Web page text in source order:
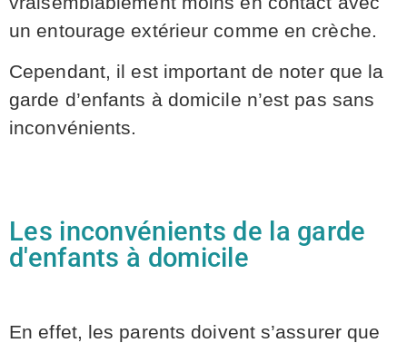
un entourage extérieur comme en crèche.
Cependant, il est important de noter que la
garde d’enfants à domicile n’est pas sans
inconvénients.
Les inconvénients de la garde
d'enfants à domicile
En effet, les parents doivent s’assurer que